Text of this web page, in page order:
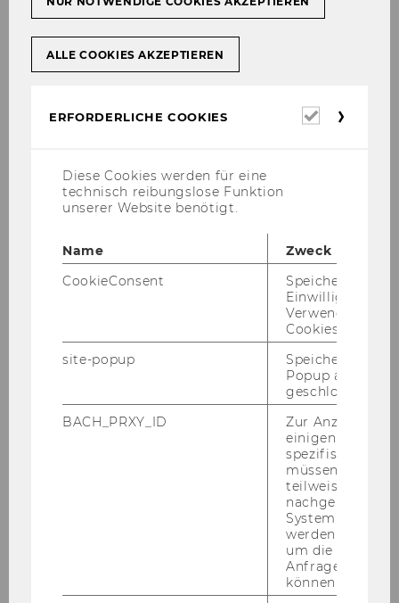
De­part­ment­vor­stand sowie ein*e (bzw.
sor*innen:
Statistics
Ewald Aschauer
Wirtschaftsinformatik und
Operations Management
Gerald Reiner
Management
ALLE COOKIES AKZEPTIEREN
ERFORDERLICHE COOKIES
Diese Cookies werden für eine
technisch reibungslose Funktion
unserer Website benötigt.
Name
Zweck
CookieConsent
Speichert Ihre
Einwilligung zur
Verwendung von
Cookies.
site-popup
Speichert ob ein
Popup
geschlossen
BACH_PRXY_ID
Zur Anzeige von
einigen WU-
spezifischen
müssen
teilweise von
nachgelagerten
System
werden.
um die Antwort
Anfrage
können.